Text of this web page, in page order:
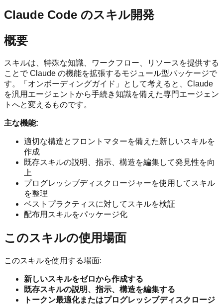
Claude Code のスキル開発
概要
スキルは、特殊な知識、ワークフロー、リソースを提供する
ことで Claude の機能を拡張するモジュール型パッケージで
す。「オンボーディングガイド」として考えると、Claude
を汎用エージェントから手続き知識を備えた専門エージェン
トへと変えるものです。
主な機能:
適切な構造とフロントマターを備えた新しいスキルを
作成
既存スキルの説明、指示、構造を編集して発見性を向
上
プログレッシブディスクロージャーを使用してスキル
を整理
ベストプラクティスに対してスキルを検証
配布用スキルをパッケージ化
このスキルの使用場面
このスキルを使用する場面:
新しいスキルをゼロから作成する
既存スキルの説明、指示、構造を編集する
トークン最適化またはプログレッシブディスクロージ